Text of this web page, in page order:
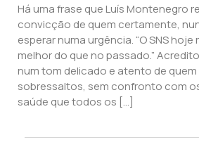
Há uma frase que Luís Montenegro
convicção de quem certamente,
esperar numa urgência. “O SNS
melhor do que no passado.”
num tom delicado e atento de
sobressaltos, sem confronto com
saúde que todos os […]